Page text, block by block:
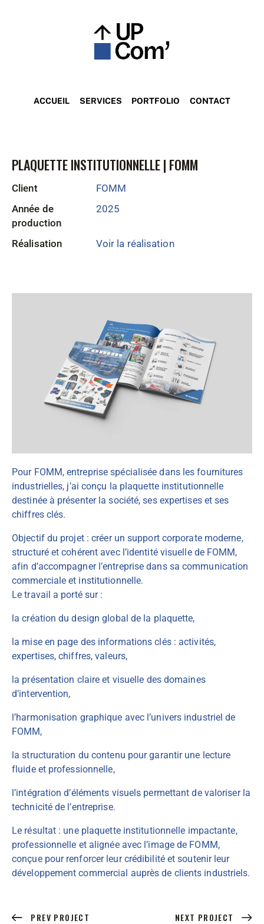
ACCUEIL SERVICES PORTFOLIO CONTACT
PLAQUETTE INSTITUTIONNELLE | FOMM
Client
FOMM
Année de
production
2025
Réalisation Voir la réalisation
Pour FOMM, entreprise spécialisée dans les fournitures
industrielles, j’ai conçu la plaquette institutionnelle
destinée à présenter la société, ses expertises et ses
chiffres clés.
Objectif du projet : créer un support corporate moderne,
structuré et cohérent avec l’identité visuelle de FOMM,
afin d’accompagner l’entreprise dans sa communication
commerciale et institutionnelle.
Le travail a porté sur :
la création du design global de la plaquette,
la mise en page des informations clés : activités,
expertises, chiffres, valeurs,
la présentation claire et visuelle des domaines
d’intervention,
l’harmonisation graphique avec l’univers industriel de
FOMM,
la structuration du contenu pour garantir une lecture
fluide et professionnelle,
l’intégration d’éléments visuels permettant de valoriser la
technicité de l’entreprise.
Le résultat : une plaquette institutionnelle impactante,
professionnelle et alignée avec l’image de FOMM,
conçue pour renforcer leur crédibilité et soutenir leur
développement commercial auprès de clients industriels.
PREV PROJECT NEXT PROJECT